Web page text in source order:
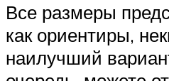
Все размеры
как ориентиры,
наилучший